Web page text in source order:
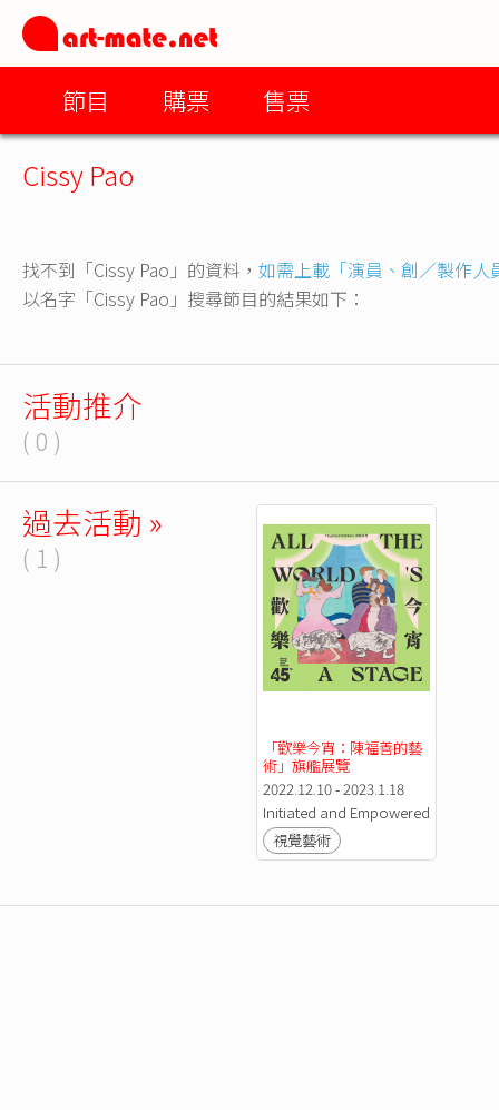
節目 購票 售票
Cissy Pao
找不到「Cissy Pao」的資料， 如需上載「演員、創／製作人
以名字「Cissy Pao」搜尋節目的結果如下：
活動推介
( 0 )
過去活動 »
( 1 )
「歡樂今宵：陳福善的藝
術」旗艦展覽
2022.12.10 - 2023.1.18
Initiated and Empowered by
視覺藝術